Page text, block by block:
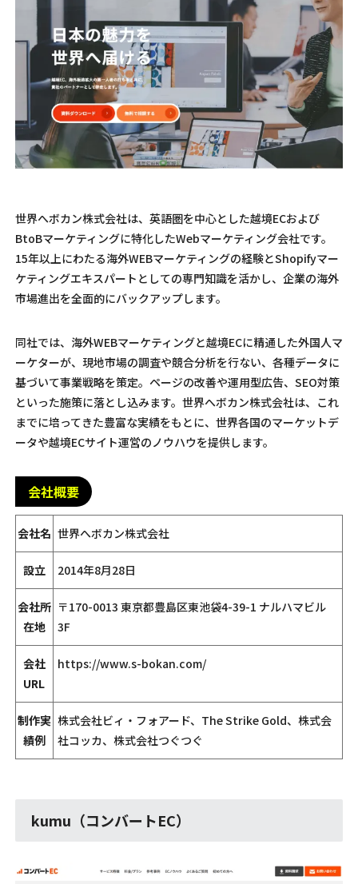
世界へボカン株式会社は、英語圏を中心とした越境ECおよび
BtoBマーケティングに特化したWebマーケティング会社です。
15年以上にわたる海外WEBマーケティングの経験とShopifyマー
ケティングエキスパートとしての専門知識を活かし、企業の海外
市場進出を全面的にバックアップします。
同社では、海外WEBマーケティングと越境ECに精通した外国人マ
ーケターが、現地市場の調査や競合分析を行ない、各種データに
基づいて事業戦略を策定。ページの改善や運用型広告、SEO対策
といった施策に落とし込みます。世界へボカン株式会社は、これ
までに培ってきた豊富な実績をもとに、世界各国のマーケットデ
ータや越境ECサイト運営のノウハウを提供します。
会社概要
会社名 世界へボカン株式会社
設立 2014年8月28日
会社所
在地
〒170-0013 東京都豊島区東池袋4-39-1 ナルハマビル
3F
会社
URL
https://www.s-bokan.com/
制作実
績例
株式会社ビィ・フォアード、The Strike Gold、株式会
社コッカ、株式会社つぐつぐ
kumu（コンバートEC）